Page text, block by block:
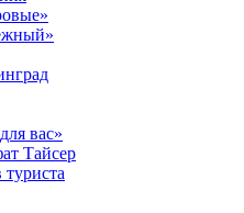
вас»
Тайсер